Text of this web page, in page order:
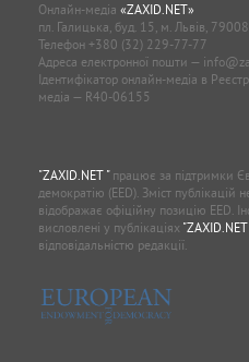
Онлайн-медіа «ZAXID.NET»
пл. Галицька, буд. 15, м. Львів, 79008
Телефон +380 (32) 229-77-77
Адреса електронної пошти —
Ідентифікатор онлайн-медіа в
медіа — R40-06155
"ZAXID.NET "працює за підтримки
демократію (EED). Зміст публікацій
відображає офіційну позицію EED.
висловлені у публікаціях "ZAXID.NET
відповідальністю редакції.